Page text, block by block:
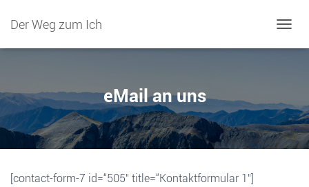
Der Weg zum Ich
eMail an uns
[contact-form-7 id=“505″ title=“Kontaktformular 1″]